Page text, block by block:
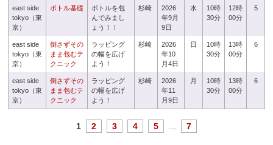
east side
tokyo（東
京）
ボトル基礎
ボトルを包
んでみまし
ょう！！
杉崎
2026
年9月
9日
水
10時
30分
12時
00分
5
east side
tokyo（東
京）
倒さずその
まま包むテ
クニック
ラッピング
の幅を広げ
よう！
杉崎
2026
年10
月4日
日
10時
30分
13時
00分
6
east side
tokyo（東
京）
倒さずその
まま包むテ
クニック
ラッピング
の幅を広げ
よう！
杉崎
2026
年11
月9日
月
10時
30分
13時
00分
6
1 2 3 4 5 7